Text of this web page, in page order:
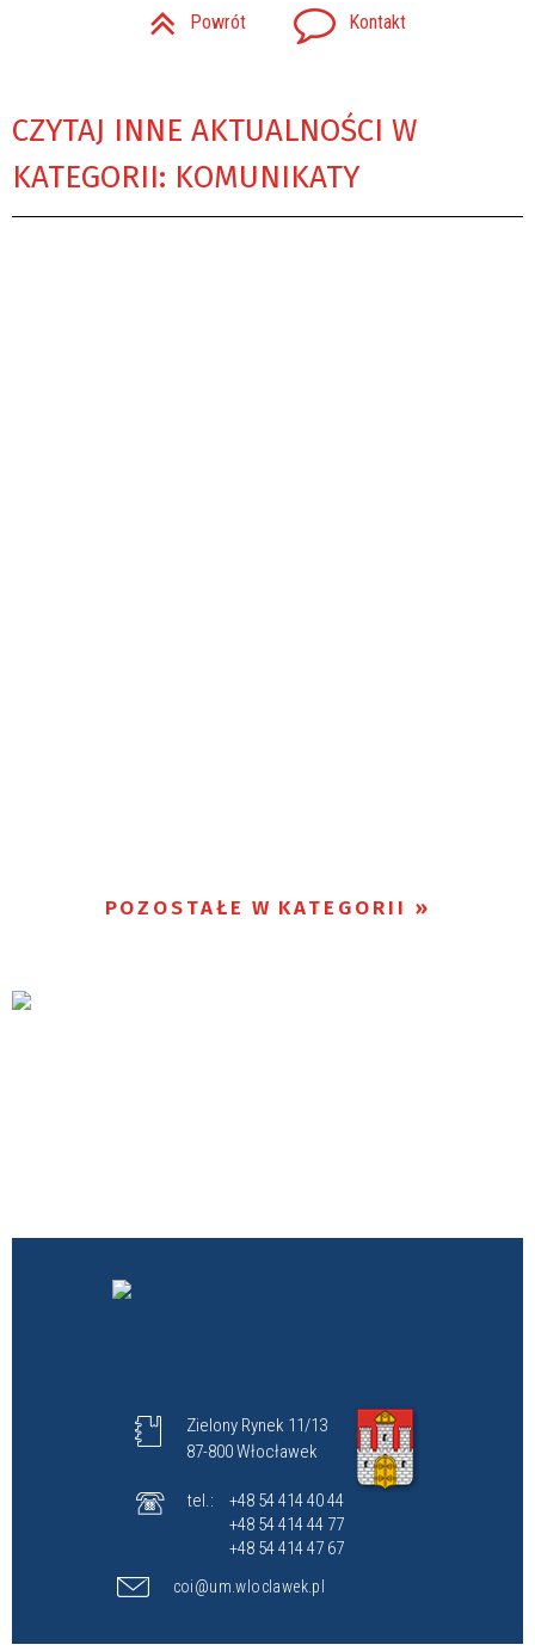
Powrót Kontakt
CZYTAJ INNE AKTUALNOŚCI W
KATEGORII: KOMUNIKATY
POZOSTAŁE W KATEGORII
Zielony Rynek 11/13
87-800 Włocławek
tel.:
+48 54 414 40 44
+48 54 414 44 77
+48 54 414 47 67
coi@um.wloclawek.pl